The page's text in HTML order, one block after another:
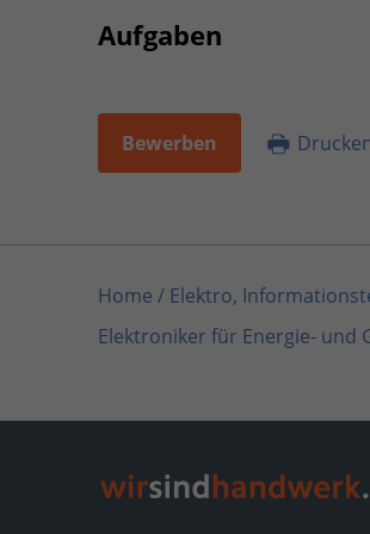
Aufgaben
Bewerben
Home / Elektro,
Elektroniker für Energie- und
Elektroniker für Energie- und
Home/ Elektro,